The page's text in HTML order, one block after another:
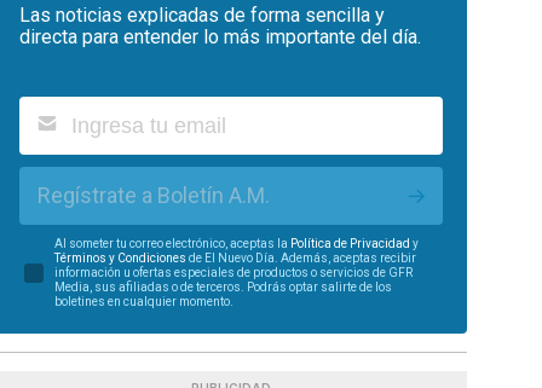
Las noticias explicadas de forma sencilla y
directa para entender lo más importante del día.
Regístrate a Boletín A.M.
Al someter tu correo electrónico, aceptas la Política de Privacidad y
Términos y Condiciones de El Nuevo Día. Además, aceptas recibir
información u ofertas especiales de productos o servicios de GFR
Media, sus afiliadas o de terceros. Podrás optar salirte de los
boletines en cualquier momento.